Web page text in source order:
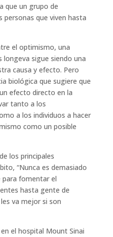
que un grupo de
personas que viven hasta
el optimismo, una
longeva sigue siendo una
causa y efecto. Pero
biológica que sugiere que
efecto directo en la
tanto a los
a los individuos a hacer
como un posible
los principales
“Nunca es demasiado
fomentar el
hasta gente de
va mejor si son
el hospital Mount Sinai